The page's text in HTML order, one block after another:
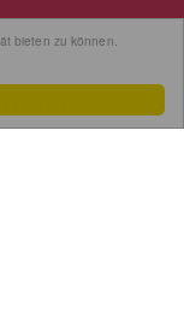
bieten zu können.